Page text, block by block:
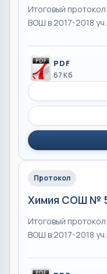
Итоговый
ВОШ в 2017-2018
PDF
67 Кб
Протокол
Химия СОШ №
Итоговый
ВОШ в 2017-2018